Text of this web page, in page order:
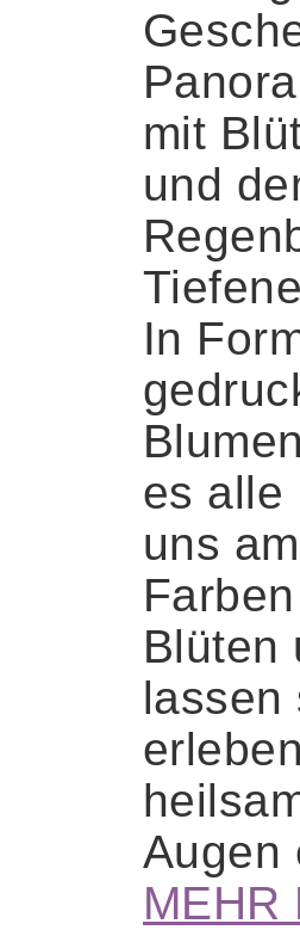
mit
und
In
es alle
uns
Blüten
lassen
MEHR